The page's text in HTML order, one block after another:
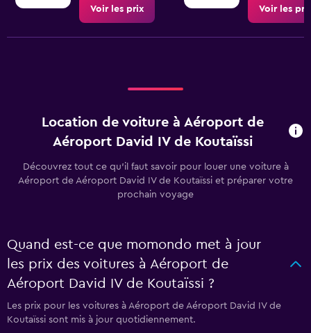
Voir les prix Voir les
Location de voiture à Aéroport de
Aéroport David IV de Koutaïssi
Découvrez tout ce qu’il faut savoir pour louer une voiture à
Aéroport de Aéroport David IV de Koutaïssi et préparer votre
prochain voyage
Quand est-ce que momondo met à jour
les prix des voitures à Aéroport de
Aéroport David IV de Koutaïssi ?
Les prix pour les voitures à Aéroport de Aéroport David IV de
Koutaïssi sont mis à jour quotidiennement.